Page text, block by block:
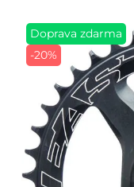
Doprava zdarma
-20%